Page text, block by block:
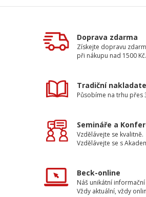
Doprava zdarma
Získejte dopravu
při nákupu nad 1500 Kč.
Tradiční
Působíme na trhu přes
Semináře a
Vzdělávejte se kvalitně.
Vzdělávejte se s
Beck-online
Náš unikátní informační
Vždy aktuální, vždy